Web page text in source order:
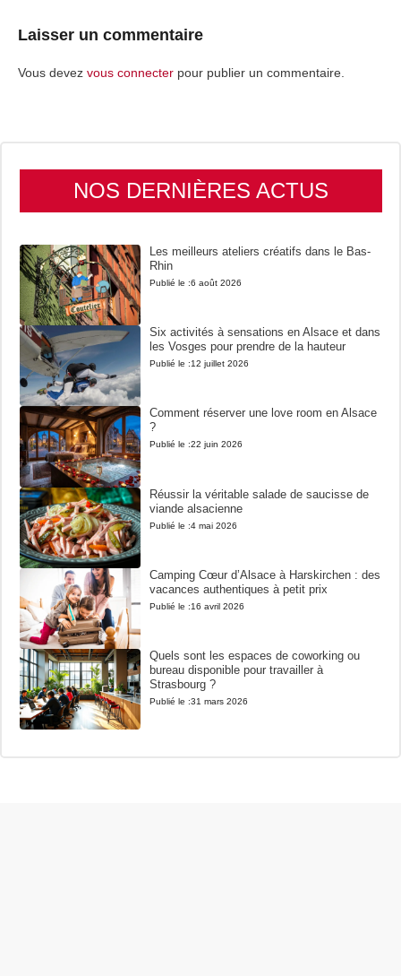
Laisser un commentaire
Vous devez vous connecter pour publier un commentaire.
NOS DERNIÈRES ACTUS
Les meilleurs ateliers créatifs dans le Bas-
Rhin
Publié le :6 août 2026
Six activités à sensations en Alsace et dans
les Vosges pour prendre de la hauteur
Publié le :12 juillet 2026
Comment réserver une love room en Alsace
?
Publié le :22 juin 2026
Réussir la véritable salade de saucisse de
viande alsacienne
Publié le :4 mai 2026
Camping Cœur d’Alsace à Harskirchen : des
vacances authentiques à petit prix
Publié le :16 avril 2026
Quels sont les espaces de coworking ou
bureau disponible pour travailler à
Strasbourg ?
Publié le :31 mars 2026